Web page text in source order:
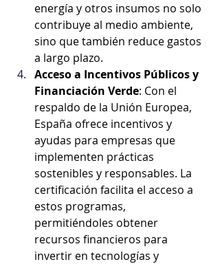
energía y otros insumos no solo
contribuye al medio ambiente,
sino que también reduce gastos
a largo plazo.
Acceso a Incentivos Públicos y
Financiación Verde: Con el
respaldo de la Unión Europea,
España ofrece incentivos y
ayudas para empresas que
implementen prácticas
sostenibles y responsables. La
certificación facilita el acceso a
estos programas,
permitiéndoles obtener
recursos financieros para
invertir en tecnologías y